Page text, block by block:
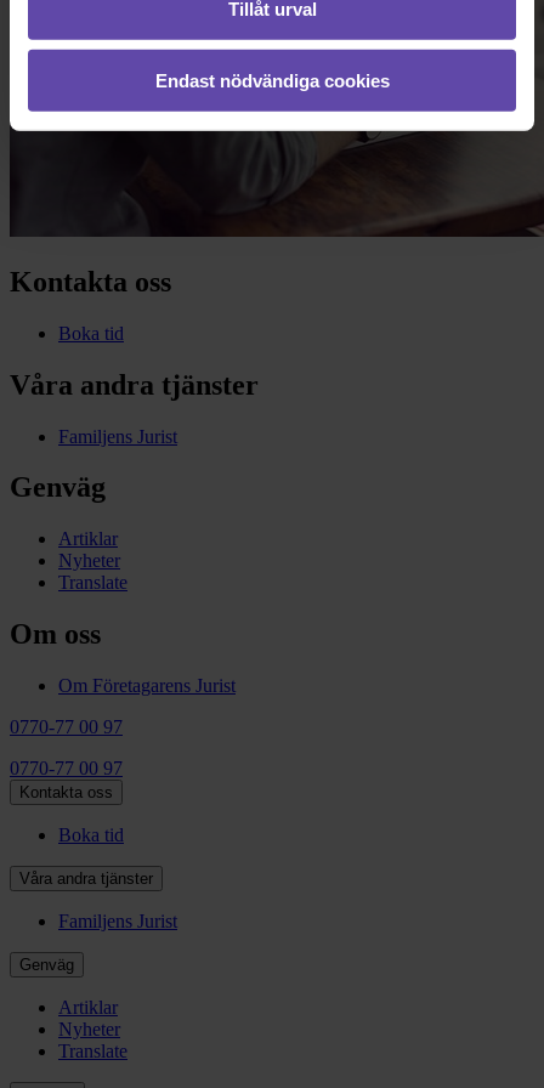
Tillåt urval
Endast nödvändiga cookies
Kontakta oss
Boka tid
Våra andra tjänster
Familjens Jurist
Genväg
Artiklar
Nyheter
Translate
Om oss
Om Företagarens Jurist
0770-77 00 97
0770-77 00 97
Kontakta oss
Boka tid
Våra andra tjänster
Familjens Jurist
Genväg
Artiklar
Nyheter
Translate